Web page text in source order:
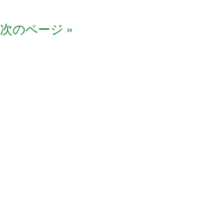
次のページ »